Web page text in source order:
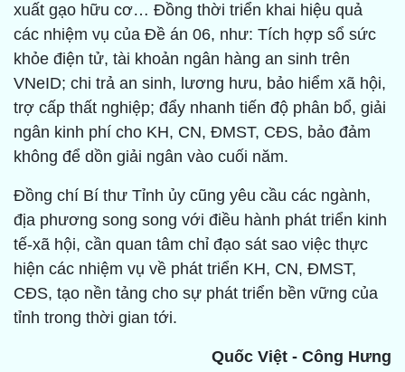
xuất gạo hữu cơ… Đồng thời triển khai hiệu quả
các nhiệm vụ của Đề án 06, như: Tích hợp sổ sức
khỏe điện tử, tài khoản ngân hàng an sinh trên
VNeID; chi trả an sinh, lương hưu, bảo hiểm xã hội,
trợ cấp thất nghiệp; đẩy nhanh tiến độ phân bổ, giải
ngân kinh phí cho KH, CN, ĐMST, CĐS, bảo đảm
không để dồn giải ngân vào cuối năm.
Đồng chí Bí thư Tỉnh ủy cũng yêu cầu các ngành,
địa phương song song với điều hành phát triển kinh
tế-xã hội, cần quan tâm chỉ đạo sát sao việc thực
hiện các nhiệm vụ về phát triển KH, CN, ĐMST,
CĐS, tạo nền tảng cho sự phát triển bền vững của
tỉnh trong thời gian tới.
Quốc Việt - Công Hưng